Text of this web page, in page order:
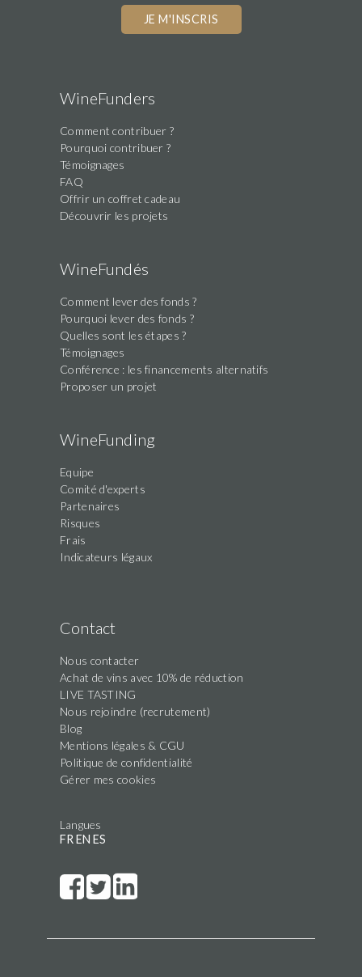
WineFunders
Comment contribuer ?
Pourquoi contribuer ?
Témoignages
FAQ
Offrir un coffret cadeau
Découvrir les projets
WineFundés
Comment lever des fonds ?
Pourquoi lever des fonds ?
Quelles sont les étapes ?
Témoignages
Conférence : les financements alternatifs
Proposer un projet
WineFunding
Equipe
Comité d'experts
Partenaires
Risques
Frais
Indicateurs légaux
Contact
Nous contacter
Achat de vins avec 10% de réduction
LIVE TASTING
Nous rejoindre (recrutement)
Blog
Mentions légales & CGU
Politique de confidentialité
Gérer mes cookies
Langues
FR EN ES